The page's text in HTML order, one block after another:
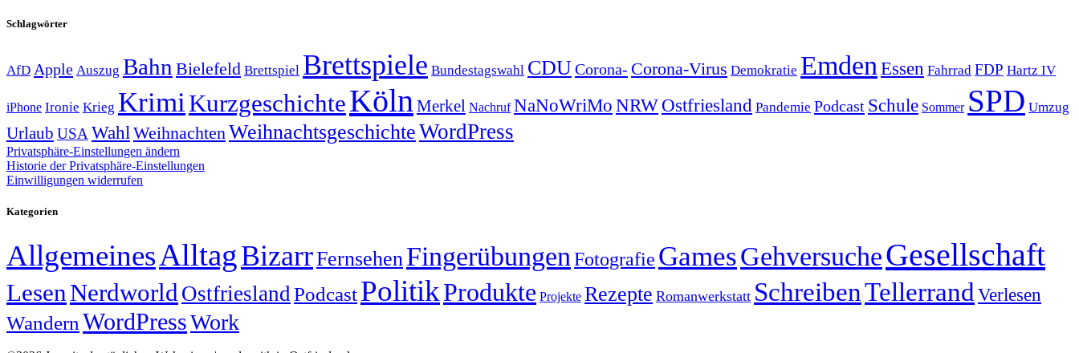
Schlagwörter
AfD Apple Auszug Bahn Bielefeld Brettspiel Brettspiele Bundestagswahl CDUCorona- Corona-Virus Demokratie Emden Essen Fahrrad FDP Hartz IV
iPhone Ironie Krieg Krimi KurzgeschichteKöln Merkel Nachruf NaNoWriMo NRWOstfriesland Pandemie Podcast Schule Sommer SPD Umzug
Urlaub USA Wahl Weihnachten WeihnachtsgeschichteWordPress
Privatsphäre-Einstellungen ändern
Historie der Privatsphäre-Einstellungen
Einwilligungen widerrufen
Kategorien
AllgemeinesAlltagBizarrFernsehenFingerübungen Fotografie GamesGehversucheGesellschaft
LesenNerdworld OstfrieslandPodcastPolitikProdukte Projekte Rezepte Romanwerkstatt SchreibenTellerrand Verlesen
Wandern WordPressWork